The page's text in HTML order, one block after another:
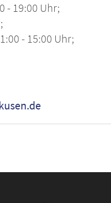
- 19:00 Uhr;
- 15:00 Uhr;